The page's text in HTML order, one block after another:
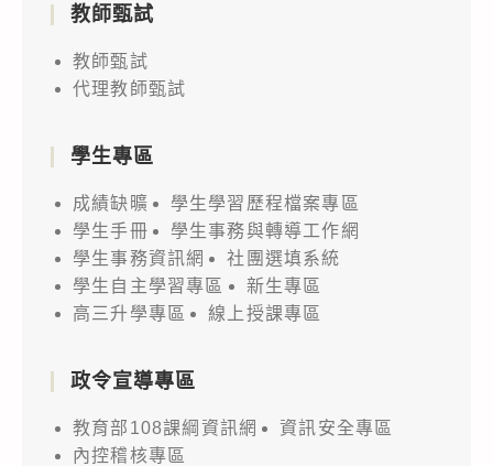
教師甄試
教師甄試
代理教師甄試
學生專區
成績缺曠
學生學習歷程檔案專區
學生手冊
學生事務與轉導工作網
學生事務資訊網
社團選填系統
學生自主學習專區
新生專區
高三升學專區
線上授課專區
政令宣導專區
教育部108課綱資訊網
資訊安全專區
內控稽核專區